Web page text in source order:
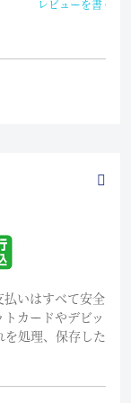
レビューを書く
払いはすべて安全
カードやデビッ
を処理、保存した